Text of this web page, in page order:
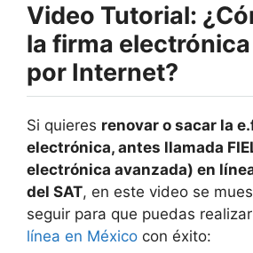
Video Tutorial:
la firma electrónica
por Internet?
Si quieres renovar o sacar la
electrónica, antes llamada
electrónica avanzada) en
del SAT, en este video se
seguir para que puedas
línea en México con éxito: